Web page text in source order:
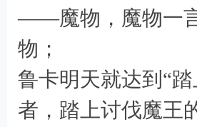
——魔物，魔物一
物；
鲁卡明天就达到“
者，踏上讨伐魔王